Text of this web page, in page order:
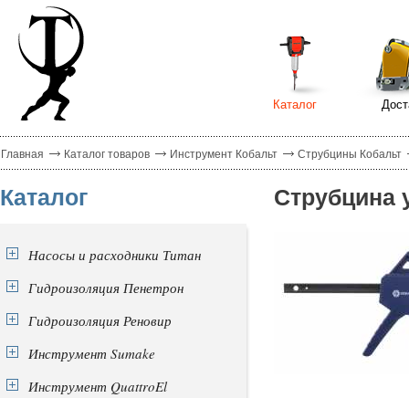
Каталог
Главная Каталог товаров Инструмент Кобальт Струбцины Кобальт
Каталог
Насосы и расходники Титан
Гидроизоляция Пенетрон
Гидроизоляция Реновир
Инструмент Sumake
Инструмент QuattroEl
Струбцина